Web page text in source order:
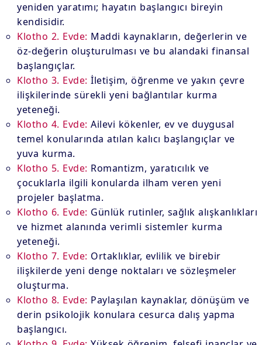
yeniden yaratımı; hayatın başlangıcı bireyin
kendisidir.
Klotho 2. Evde: Maddi kaynakların, değerlerin ve
öz-değerin oluşturulması ve bu alandaki finansal
başlangıçlar.
Klotho 3. Evde: İletişim, öğrenme ve yakın çevre
ilişkilerinde sürekli yeni bağlantılar kurma
yeteneği.
Klotho 4. Evde: Ailevi kökenler, ev ve duygusal
temel konularında atılan kalıcı başlangıçlar ve
yuva kurma.
Klotho 5. Evde: Romantizm, yaratıcılık ve
çocuklarla ilgili konularda ilham veren yeni
projeler başlatma.
Klotho 6. Evde: Günlük rutinler, sağlık alışkanlıkları
ve hizmet alanında verimli sistemler kurma
yeteneği.
Klotho 7. Evde: Ortaklıklar, evlilik ve birebir
ilişkilerde yeni denge noktaları ve sözleşmeler
oluşturma.
Klotho 8. Evde: Paylaşılan kaynaklar, dönüşüm ve
derin psikolojik konulara cesurca dalış yapma
başlangıcı.